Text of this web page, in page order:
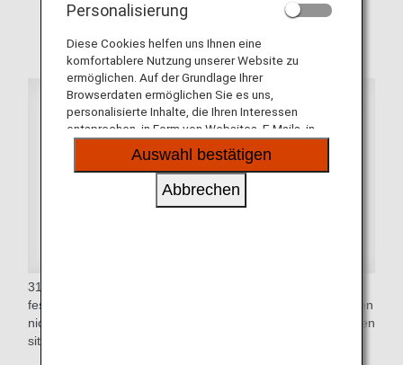
* Beispielbilder.
31 Zoll (ca. 79 cm) Sitzabstand mit mehr Beinfreiheit. Die
feste Rückenschale sorgt dafür, dass Sie beim Zurücklehnen
nicht von anderen belästigt werden, die vor oder hinter Ihnen
sitzen.
Personalisierung
Diese Cookies helfen uns Ihnen eine
komfortablere Nutzung unserer Website zu
ermöglichen. Auf der Grundlage Ihrer
Browserdaten ermöglichen Sie es uns,
personalisierte Inhalte, die Ihren Interessen
entsprechen, in Form von Websites, E-Mails, in
sozialen Medien und Werbung anzubieten.
Auswahl bestätigen
Abbrechen